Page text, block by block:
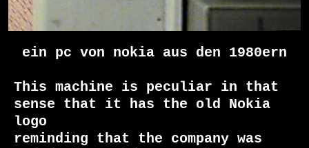
ein pc von nokia aus den 1980ern
This machine is peculiar in that
sense that it has the old Nokia
logo
reminding that the company was